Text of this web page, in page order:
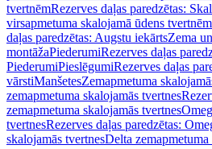
tvertnēmRezerves daļas paredzētas:
virsapmetuma skalojamā ūdens tvertnēm
daļas paredzētas: Augstu iekārtsZema
montāžaPiederumiRezerves daļas
PiederumiPieslēgumiRezerves daļas
vārstiManšetesZemapmetuma
zemapmetuma skalojamās tvertnes
zemapmetuma skalojamās tvertnes
tvertnesRezerves daļas paredzētas:
skalojamās tvertnesDelta zemapmetuma